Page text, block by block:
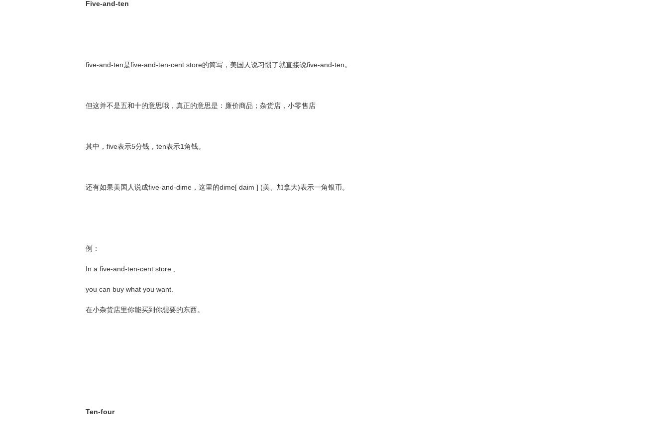
Five-and-ten
five-and-ten是five-and-ten-cent store的简写，美国人说习惯了就直接说five-and-ten。
但这并不是五和十的意思哦，真正的意思是：廉价商品；杂货店，小零售店
其中，five表示5分钱，ten表示1角钱。
还有如果美国人说成five-and-dime，这里的dime[ daim ] (美、加拿大)表示一角银币。
例：
In a five-and-ten-cent store ,
you can buy what you want.
在小杂货店里你能买到你想要的东西。
Ten-four